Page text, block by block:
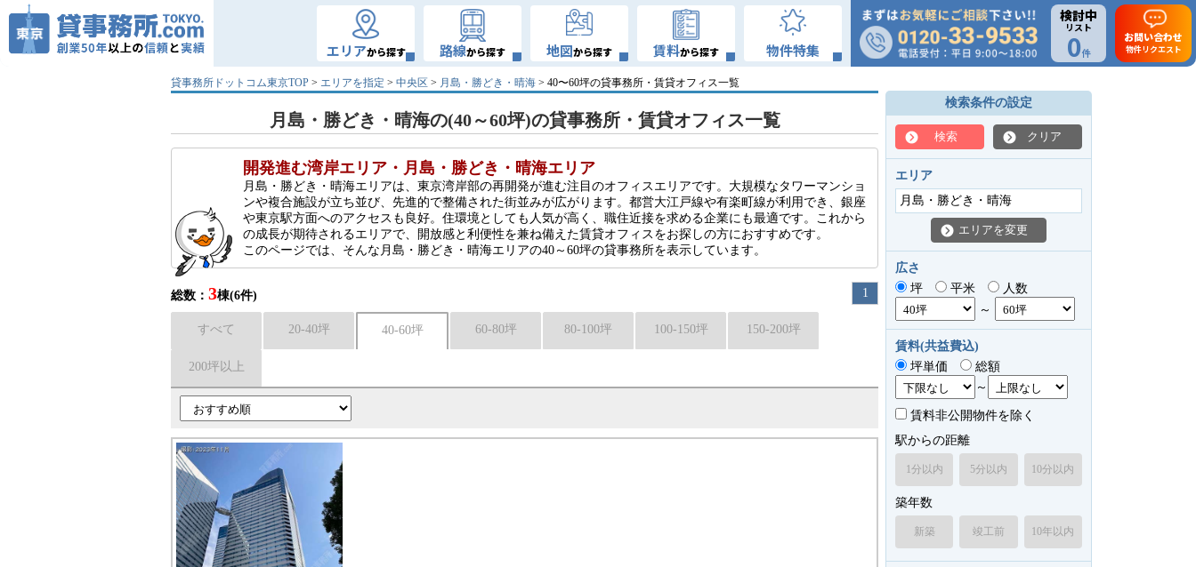
エリアから探す 路線から探す 地図から探す 賃料から探す 物件特集
検討中
リスト
0件
お問い合わせ
物件リクエスト
貸事務所ドットコム東京TOP > エリアを指定 > 中央区 > 月島・勝どき・晴海 > 40〜60坪の貸事務所・賃貸オフィス一覧
月島・勝どき・晴海の(40～60坪)の貸事務所・賃貸オフィス一覧
開発進む湾岸エリア・月島・勝どき・晴海エリア
月島・勝どき・晴海エリアは、東京湾岸部の再開発が進む注目のオフィスエリアです。大規模なタワーマンショ
ンや複合施設が立ち並び、先進的で整備された街並みが広がります。都営大江戸線や有楽町線が利用でき、銀座
や東京駅方面へのアクセスも良好。住環境としても人気が高く、職住近接を求める企業にも最適です。これから
の成長が期待されるエリアで、開放感と利便性を兼ね備えた賃貸オフィスをお探しの方におすすめです。
このページでは、そんな月島・勝どき・晴海エリアの40～60坪の貸事務所を表示しています。
総数： 3棟(6件) 1
すべて 20-40坪 40-60坪 60-80坪 80-100坪 100-150坪 150-200坪
200坪以上
検索条件の設定
検索 クリア
エリア
月島・勝どき・晴海
エリアを変更
広さ
坪
平米
人数
～
賃料(共益費込)
坪単価
総額
～
賃料非公開物件を除く
駅からの距離
1分以内 5分以内 10分以内
築年数
新築 竣工前 10年以内